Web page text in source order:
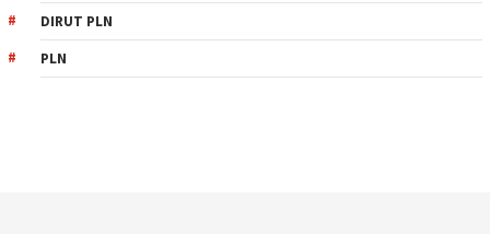
DIRUT PLN
PLN